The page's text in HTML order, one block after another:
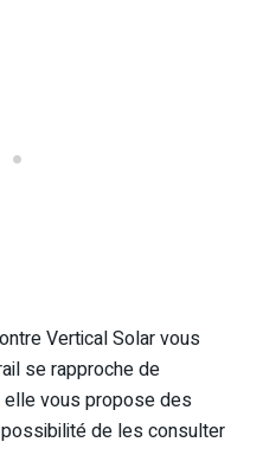
Vertical Solar vous
se rapproche de
elle vous propose des
de les consulter